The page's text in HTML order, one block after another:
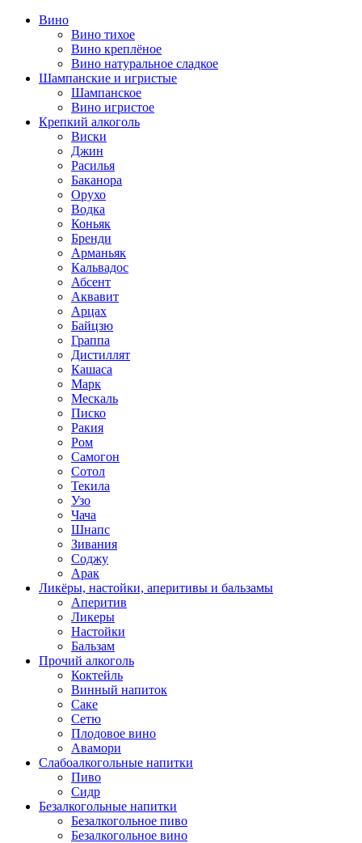
Вино
Вино тихое
Вино креплёное
Вино натуральное сладкое
Шампанские и игристые
Шампанское
Вино игристое
Крепкий алкоголь
Виски
Джин
Расилья
Баканора
Орухо
Водка
Коньяк
Бренди
Арманьяк
Кальвадос
Абсент
Аквавит
Арцах
Байцзю
Граппа
Дистиллят
Кашаса
Марк
Мескаль
Писко
Ракия
Ром
Самогон
Сотол
Текила
Узо
Чача
Шнапс
Зивания
Соджу
Арак
Ликёры, настойки, аперитивы и бальзамы
Аперитив
Ликеры
Настойки
Бальзам
Прочий алкоголь
Коктейль
Винный напиток
Саке
Сетю
Плодовое вино
Авамори
Слабоалкогольные напитки
Пиво
Сидр
Безалкогольные напитки
Безалкогольное пиво
Безалкогольное вино